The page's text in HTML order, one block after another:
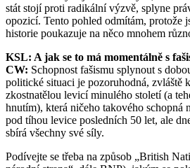
stát stojí proti radikální výzvě, splyne
opozicí. Tento pohled odmítám, protože
historie poukazuje na něco mnohem
KSL: A jak se to má momentálně s
CW: Schopnost fašismu splynout s
politické situaci je pozoruhodná, zvláště
zkostnatělou levicí minulého století (a
hnutím), která ničeho takového schopná
pod tíhou levice posledních 50 let, ale
sbírá všechny své síly.
Podívejte se třeba na způsob „British